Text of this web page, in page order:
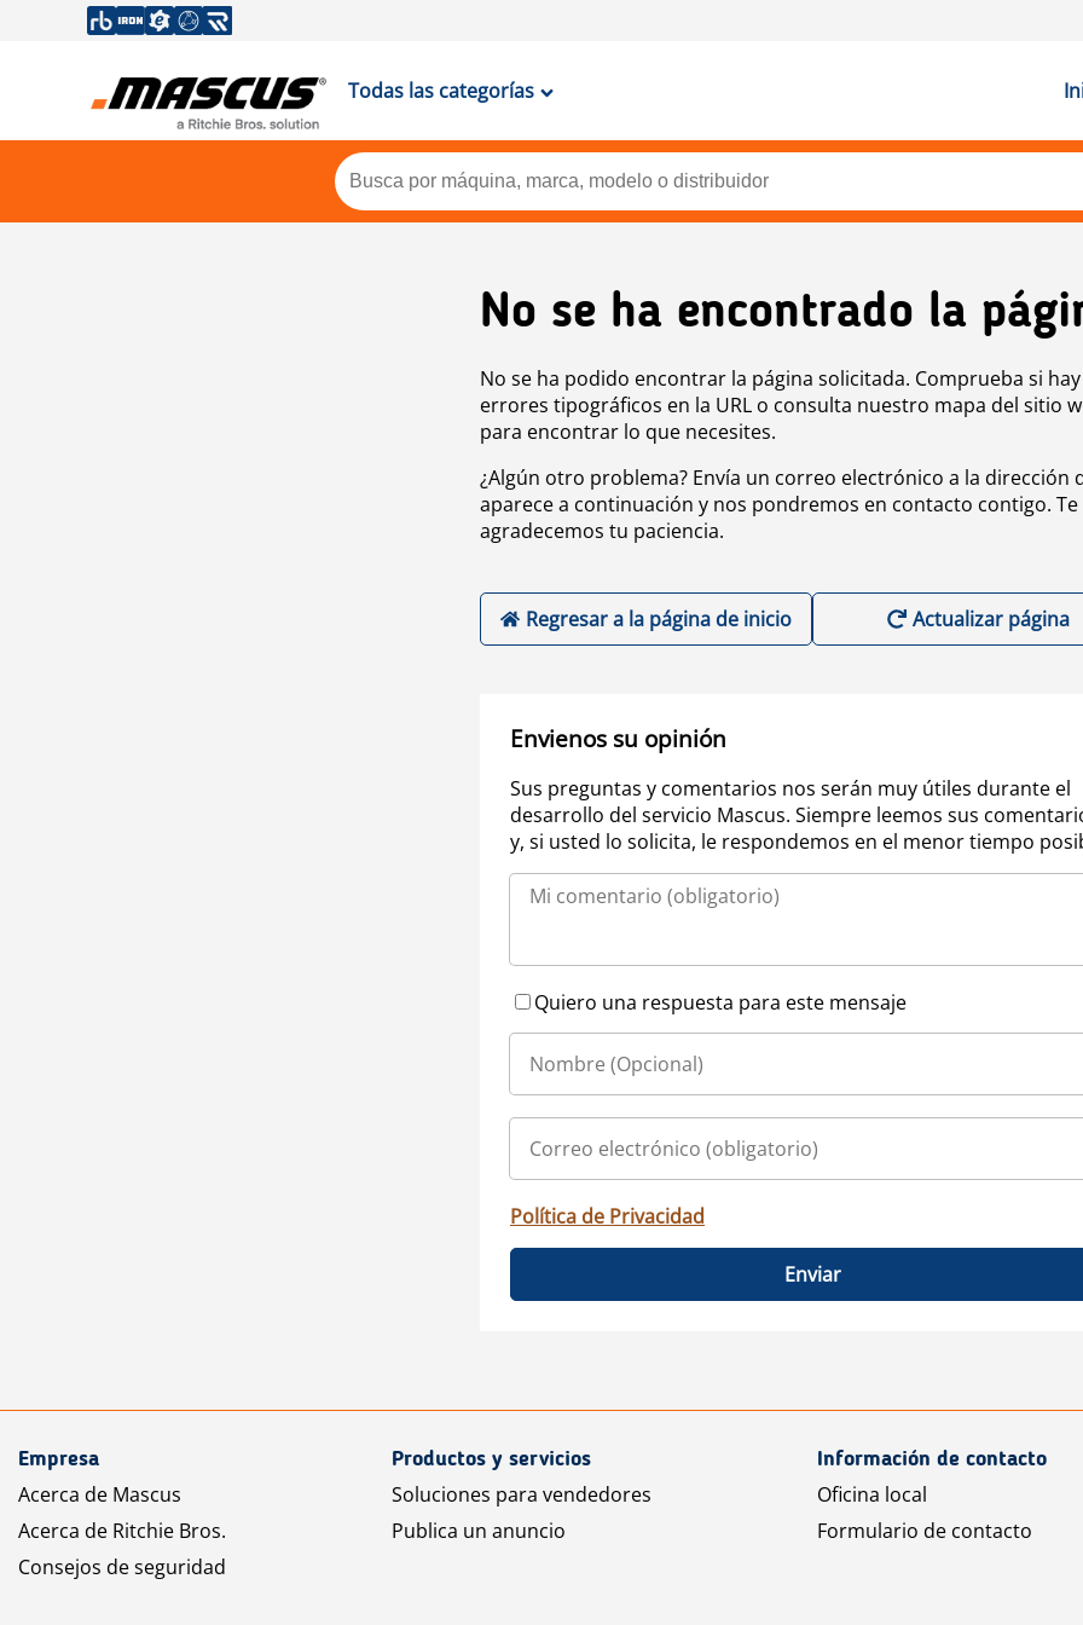
Todas las categorías
No se ha encontrado la
No se ha podido encontrar la página solicitada. Comprueba si hay
errores tipográficos en la URL o consulta nuestro mapa del sitio
para encontrar lo que necesites.
¿Algún otro problema? Envía un correo electrónico a la dirección
aparece a continuación y nos pondremos en contacto contigo. Te
agradecemos tu paciencia.
Regresar a la página de inicio Actualizar página
Envienos su opinión
Sus preguntas y comentarios nos serán muy útiles durante el
desarrollo del servicio Mascus. Siempre leemos sus
y, si usted lo solicita, le respondemos en el menor tiempo
Quiero una respuesta para este mensaje
Política de Privacidad
Enviar
Empresa
Acerca de Mascus
Acerca de Ritchie Bros.
Consejos de seguridad
Productos y servicios
Soluciones para vendedores
Publica un anuncio
Información de contacto
Oficina local
Formulario de contacto